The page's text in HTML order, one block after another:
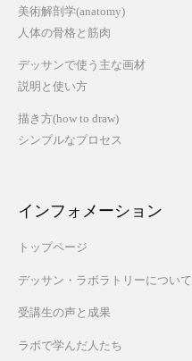
美術解剖学(anatomy)
人体の骨格と筋肉
デッサンで使う主な画材
説明と使い方
描き方(how to draw)
シンプルなプロセス
インフォメーション
トップページ
デッサン・ラボラトリーについて
受講生の声と成果
ラボで学んだ人たち